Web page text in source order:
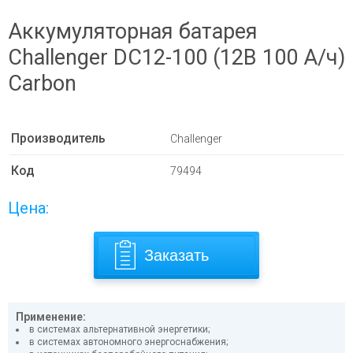
Аккумуляторная батарея
Challenger DC12-100 (12В 100 А/ч)
Carbon
Производитель Challenger
Код 79494
Цена:
Заказать
Применение:
в системах альтернативной энергетики;
в системах автономного энергоснабжения;